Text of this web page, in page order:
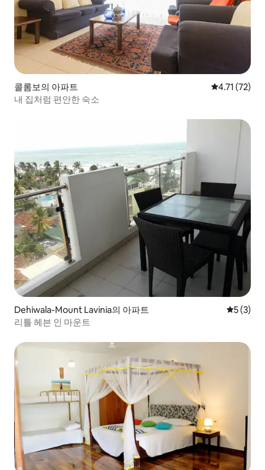
콜롬보의 아파트 평점 4.71점
4.71 (72)
내 집처럼 편안한 숙소
Dehiwala-Mount Lavinia의 아파트 평점 5점
5 (3)
리틀 헤븐 인 마운트